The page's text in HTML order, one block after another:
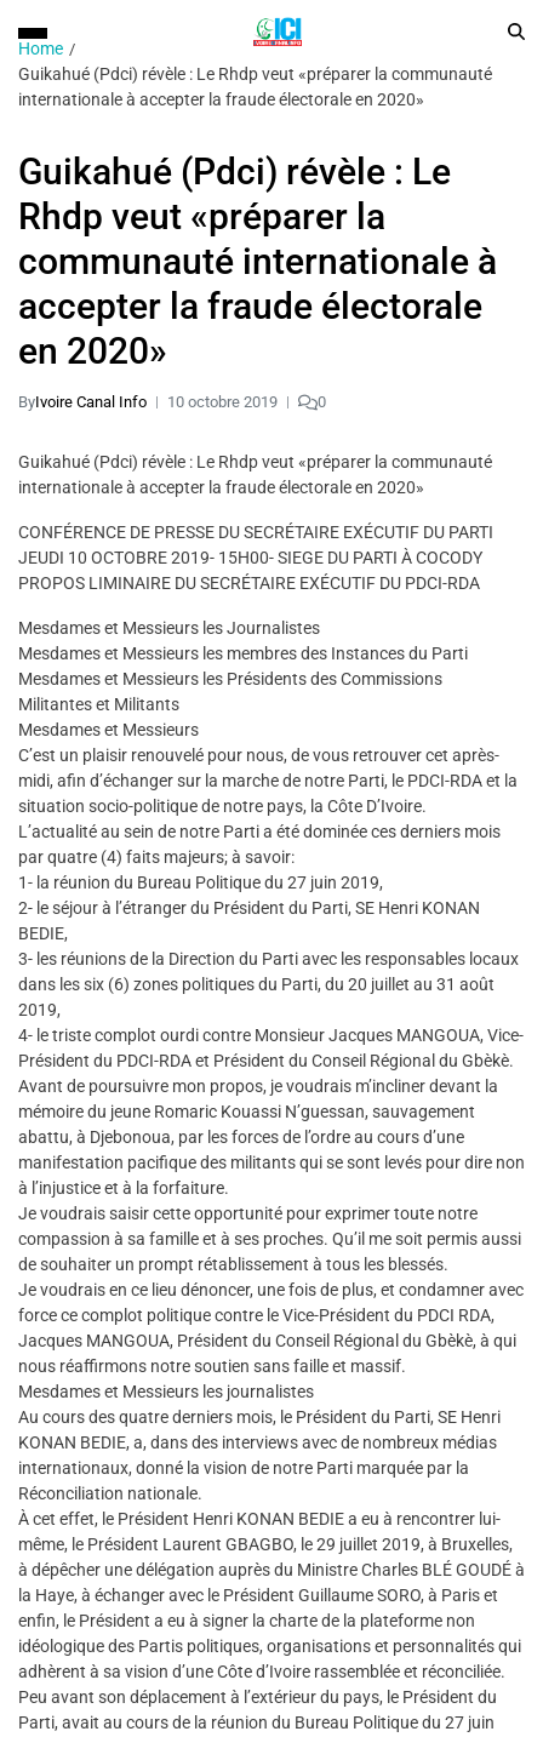
Home
Guikahué (Pdci) révèle : Le Rhdp veut «préparer la communauté
internationale à accepter la fraude électorale en 2020»
Guikahué (Pdci) révèle : Le
Rhdp veut «préparer la
communauté internationale à
accepter la fraude électorale
en 2020»
ByIvoire Canal Info 10 octobre 2019 0
Guikahué (Pdci) révèle : Le Rhdp veut «préparer la communauté
internationale à accepter la fraude électorale en 2020»
CONFÉRENCE DE PRESSE DU SECRÉTAIRE EXÉCUTIF DU PARTI
JEUDI 10 OCTOBRE 2019- 15H00- SIEGE DU PARTI À COCODY
PROPOS LIMINAIRE DU SECRÉTAIRE EXÉCUTIF DU PDCI-RDA
Mesdames et Messieurs les Journalistes
Mesdames et Messieurs les membres des Instances du Parti
Mesdames et Messieurs les Présidents des Commissions
Militantes et Militants
Mesdames et Messieurs
C’est un plaisir renouvelé pour nous, de vous retrouver cet après-
midi, afin d’échanger sur la marche de notre Parti, le PDCI-RDA et la
situation socio-politique de notre pays, la Côte D’Ivoire.
L’actualité au sein de notre Parti a été dominée ces derniers mois
par quatre (4) faits majeurs; à savoir:
1- la réunion du Bureau Politique du 27 juin 2019,
2- le séjour à l’étranger du Président du Parti, SE Henri KONAN
BEDIE,
3- les réunions de la Direction du Parti avec les responsables locaux
dans les six (6) zones politiques du Parti, du 20 juillet au 31 août
2019,
4- le triste complot ourdi contre Monsieur Jacques MANGOUA, Vice-
Président du PDCI-RDA et Président du Conseil Régional du Gbèkè.
Avant de poursuivre mon propos, je voudrais m’incliner devant la
mémoire du jeune Romaric Kouassi N’guessan, sauvagement
abattu, à Djebonoua, par les forces de l’ordre au cours d’une
manifestation pacifique des militants qui se sont levés pour dire non
à l’injustice et à la forfaiture.
Je voudrais saisir cette opportunité pour exprimer toute notre
compassion à sa famille et à ses proches. Qu’il me soit permis aussi
de souhaiter un prompt rétablissement à tous les blessés.
Je voudrais en ce lieu dénoncer, une fois de plus, et condamner avec
force ce complot politique contre le Vice-Président du PDCI RDA,
Jacques MANGOUA, Président du Conseil Régional du Gbèkè, à qui
nous réaffirmons notre soutien sans faille et massif.
Mesdames et Messieurs les journalistes
Au cours des quatre derniers mois, le Président du Parti, SE Henri
KONAN BEDIE, a, dans des interviews avec de nombreux médias
internationaux, donné la vision de notre Parti marquée par la
Réconciliation nationale.
À cet effet, le Président Henri KONAN BEDIE a eu à rencontrer lui-
même, le Président Laurent GBAGBO, le 29 juillet 2019, à Bruxelles,
à dépêcher une délégation auprès du Ministre Charles BLÉ GOUDÉ à
la Haye, à échanger avec le Président Guillaume SORO, à Paris et
enfin, le Président a eu à signer la charte de la plateforme non
idéologique des Partis politiques, organisations et personnalités qui
adhèrent à sa vision d’une Côte d’Ivoire rassemblée et réconciliée.
Peu avant son déplacement à l’extérieur du pays, le Président du
Parti, avait au cours de la réunion du Bureau Politique du 27 juin